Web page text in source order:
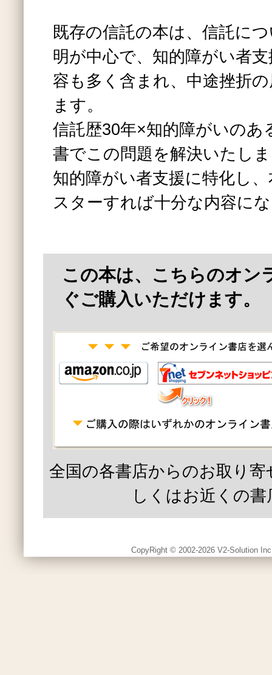
既存の信託の本は、信託に
明が中心で、知的障がい者
容も多く含まれ、中途挫折
ます。
信託歴30年×知的障がいのあ
書でこの問題を解決いたし
知的障がい者支援に特化し
スターすれば十分な内容に
この本は、こちらのオン
ぐご購入いただけます。
全国の各書店からのお取り
しくはお近くの書
CopyRight © 2002-2026 V2-Solution